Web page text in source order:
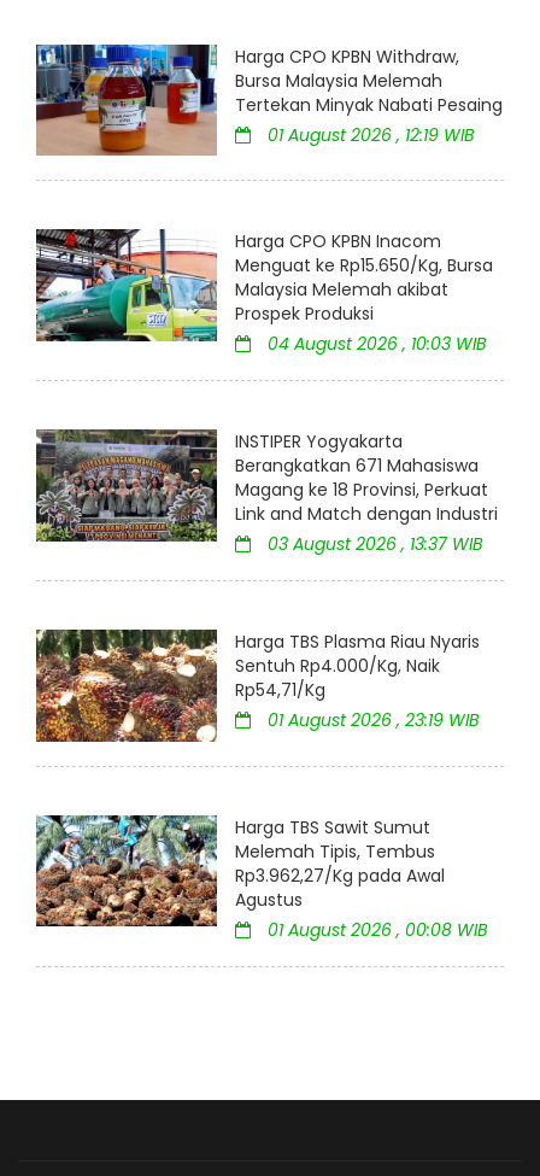
Harga CPO KPBN Withdraw,
Bursa Malaysia Melemah
Tertekan Minyak Nabati Pesaing
01 August 2026 , 12:19 WIB
Harga CPO KPBN Inacom
Menguat ke Rp15.650/Kg, Bursa
Malaysia Melemah akibat
Prospek Produksi
04 August 2026 , 10:03 WIB
INSTIPER Yogyakarta
Berangkatkan 671 Mahasiswa
Magang ke 18 Provinsi, Perkuat
Link and Match dengan Industri
03 August 2026 , 13:37 WIB
Harga TBS Plasma Riau Nyaris
Sentuh Rp4.000/Kg, Naik
Rp54,71/Kg
01 August 2026 , 23:19 WIB
Harga TBS Sawit Sumut
Melemah Tipis, Tembus
Rp3.962,27/Kg pada Awal
Agustus
01 August 2026 , 00:08 WIB